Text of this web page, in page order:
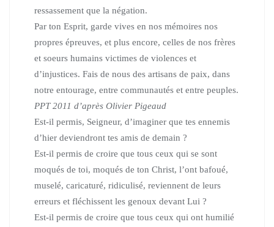
ressassement que la négation.
Par ton Esprit, garde vives en nos mémoires nos
propres épreuves, et plus encore, celles de nos frères
et soeurs humains victimes de violences et
d’injustices. Fais de nous des artisans de paix, dans
notre entourage, entre communautés et entre peuples.
PPT 2011 d’après Olivier Pigeaud
Est-il permis, Seigneur, d’imaginer que tes ennemis
d’hier deviendront tes amis de demain ?
Est-il permis de croire que tous ceux qui se sont
moqués de toi, moqués de ton Christ, l’ont bafoué,
muselé, caricaturé, ridiculisé, reviennent de leurs
erreurs et fléchissent les genoux devant Lui ?
Est-il permis de croire que tous ceux qui ont humilié